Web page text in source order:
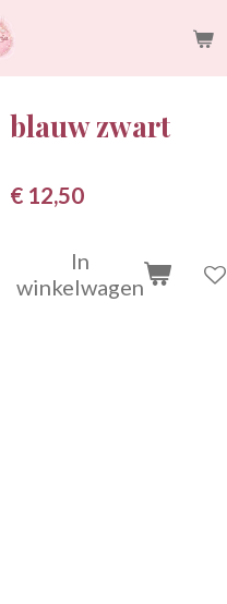
blauw zwart
€ 12,50
In
winkelwagen